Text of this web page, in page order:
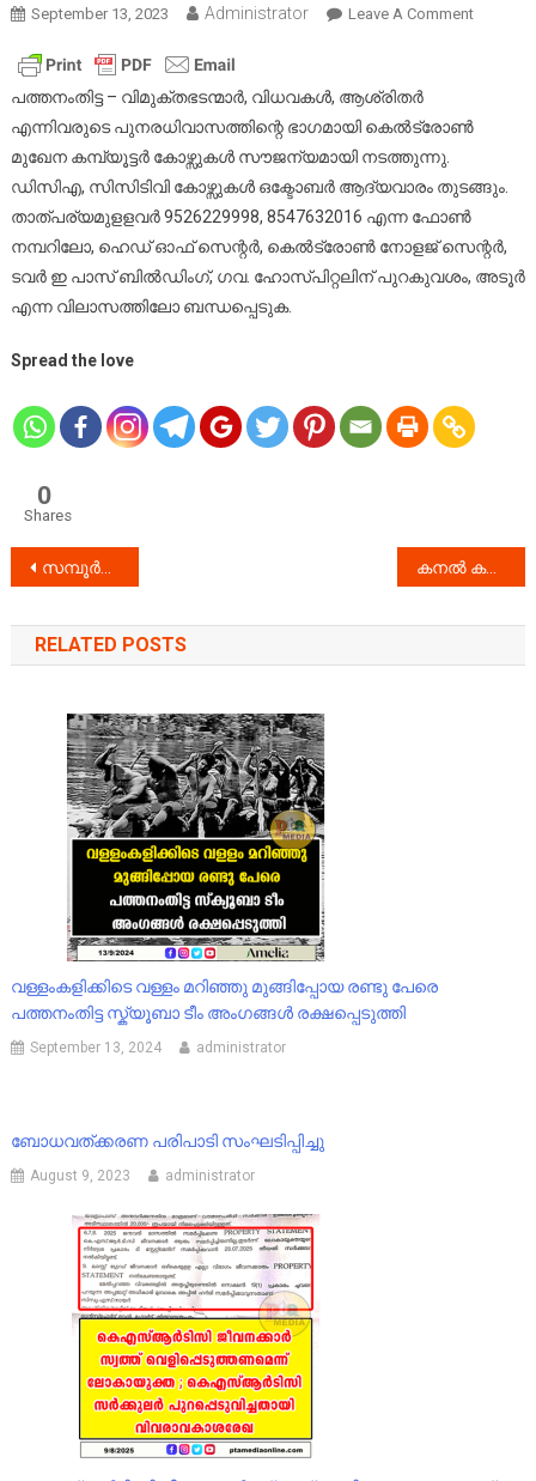
September 13, 2023 Administrator Leave A CommentOn
പത്തനംതിട്ട – വിമുക്തഭടന്മാർ, വിധവകൾ, ആശ്രിതർ
എന്നിവരുടെ പുനരധിവാസത്തിന്റെ ഭാഗമായി കെൽട്രോൺ
മുഖേന കമ്പ്യൂട്ടർ കോഴ്സുകൾ സൗജന്യമായി നടത്തുന്നു.
ഡിസിഎ, സിസിടിവി കോഴ്സുകൾ ഒക്ടോബർ ആദ്യവാരം തുടങ്ങും.
താത്പര്യമുളളവർ 9526229998, 8547632016 എന്ന ഫോൺ
നമ്പറിലോ, ഹെഡ് ഓഫ് സെന്റർ, കെൽട്രോൺ നോളജ് സെന്റർ,
ടവർ ഇ പാസ് ബിൽഡിംഗ്, ഗവ. ഹോസ്പിറ്റലിന് പുറകുവശം, അടൂർ
എന്ന വിലാസത്തിലോ ബന്ധപ്പെടുക.
Spread the love
0
Shares
Post
navigation
സമ്പൂർണ ശുചിത്വം പദ്ധതി : അവലോകന യോഗം പത്തനംതിട്ടയിൽ നടന്നു കനൽ കർമ്മ ബോധവൽക്കരണ ക്ലാസും, സെൽഫ് ഡിഫെൻസ് ക്ലാസും
RELATED POSTS
വള്ളംകളിക്കിടെ വള്ളം മറിഞ്ഞു മുങ്ങിപ്പോയ രണ്ടു പേരെ
പത്തനംതിട്ട സ്ക്യൂബാ ടീം അംഗങ്ങൾ രക്ഷപ്പെടുത്തി
September 13, 2024 administrator
ബോധവത്ക്കരണ പരിപാടി സംഘടിപ്പിച്ചു
August 9, 2023 administrator